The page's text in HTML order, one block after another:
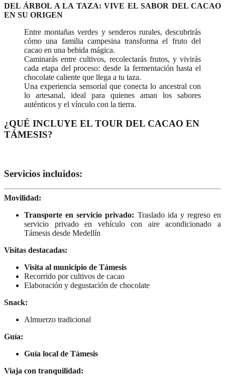
DEL ÁRBOL A LA TAZA: VIVE EL SABOR DEL CACAO
EN SU ORIGEN
Entre montañas verdes y senderos rurales, descubrirás
cómo una familia campesina transforma el fruto del
cacao en una bebida mágica.
Caminarás entre cultivos, recolectarás frutos, y vivirás
cada etapa del proceso: desde la fermentación hasta el
chocolate caliente que llega a tu taza.
Una experiencia sensorial que conecta lo ancestral con
lo artesanal, ideal para quienes aman los sabores
auténticos y el vínculo con la tierra.
¿QUÉ INCLUYE EL TOUR DEL CACAO EN
TÁMESIS?
Servicios incluidos:
Movilidad:
Transporte en servicio privado: Traslado ida y regreso en
servicio privado en vehículo con aire acondicionado a
Támesis desde Medellín
Visitas destacadas:
Visita al municipio de Támesis
Recorrido por cultivos de cacao
Elaboración y degustación de chocolate
Snack:
Almuerzo tradicional
Guía:
Guía local de Támesis
Viaja con tranquilidad: